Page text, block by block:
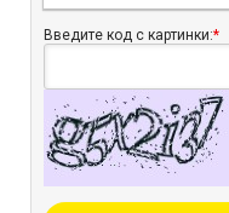
Введите код с картинки:*